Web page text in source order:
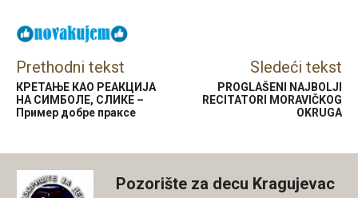
Prethodni tekst
КРЕТАЊЕ КАО РЕАКЦИЈА
НА СИМБОЛЕ, СЛИКЕ –
Пример добре праксе
Sledeći tekst
PROGLAŠENI NAJBOLJI
RECITATORI MORAVIČKOG
OKRUGA
Pozorište za decu Kragujevac